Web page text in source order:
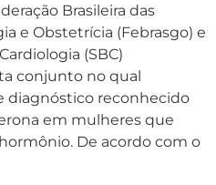
Brasileira das
e Obstetrícia (Febrasgo) e
(SBC)
conjunto no qual
diagnóstico reconhecido
em mulheres que
De acordo com o